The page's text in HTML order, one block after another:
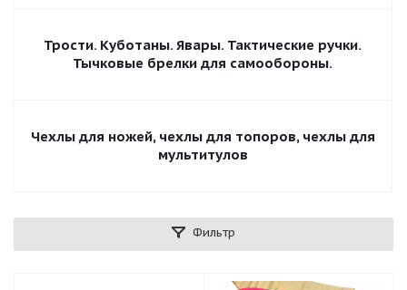
Трости. Куботаны. Явары. Тактические ручки.
Тычковые брелки для самообороны.
Чехлы для ножей, чехлы для топоров, чехлы для
мультитулов
Фильтр